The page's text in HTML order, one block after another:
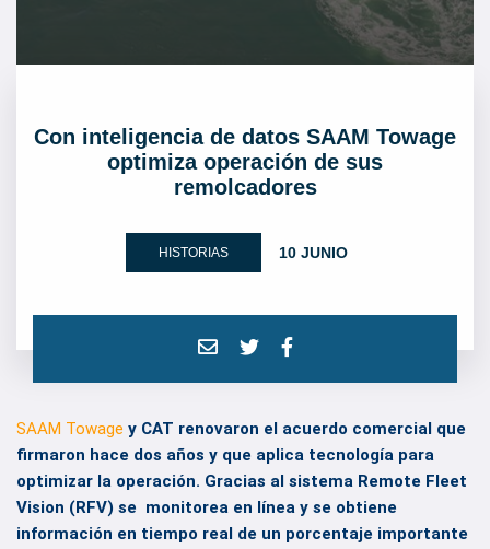
Con inteligencia de datos SAAM Towage
optimiza operación de sus
remolcadores
HISTORIAS 10 JUNIO
SAAM Towage y CAT renovaron el acuerdo comercial que
firmaron hace dos años y que aplica tecnología para
optimizar la operación. Gracias al sistema Remote Fleet
Vision (RFV) se monitorea en línea y se obtiene
información en tiempo real de un porcentaje importante